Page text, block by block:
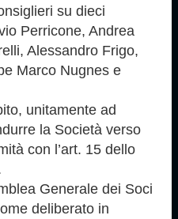
su dieci
Perricone, Andrea
Alessandro Frigo,
Marco Nugnes e
unitamente ad
la Società verso
con l’art. 15 dello
Generale dei Soci
deliberato in